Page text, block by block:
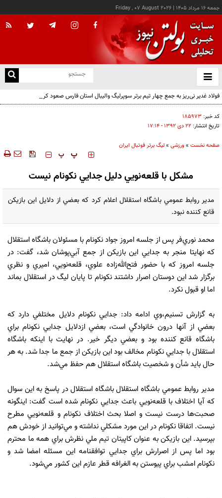
جمعه ۱۶ مرداد ۱۴۰۵ |
Friday , 07 August 2026
باز
و
فولاد غدیر نی‌ریز به جمع چهار تیم برتر سوپرلیگ والیبال استان فارس صعود کرد
کد خبر: ۱۸۵۹۷۳
تاریخ انتشار: ۲۲ دی ۱۳۹۲ - ۱۷:۱۴
صفحه نخست »ورزشی »لیگ برتر فوتبال ایران
‍‍‍ پ پ
مشکل با قلعه‌نويي دليل جدايي نکونام نيست
مدير روابط عمومي باشگاه استقلال اعلام کرد که بعضي از دلايل اين بازيکن
قانع کننده نبود.
محمد نوري‌فر پس از جلسه امروز جواد نکونام با مسئولان باشگاه استقلال
که نهايتا منجر به جدايي اين بازيکن از جمع آبي‌پوشان شد، گفت: در
جلسه امروز که با حضور فتح‌الله‌زاده علوي، قلعه‌نويي، اميري و نظري
برگزار شد اين دوستان اصرار داشتند نکونام تا پايان ليگ در استقلال بماند
اما او قبول نکرد.
به گزارش تسنيم،وي ادامه داد: جدايي نکونام دلايل مختلفي دارد که
بعضي از آنها درون خانوادگي است، بعضي ازدلايل جدايي نکونام براي
باشگاه قانع کننده بود و بعضي ديگر خير. در نهايت با اينکه باشگاه
استقلال با جدايي نکونام مخالف بود اين بازيکن از جمع ما جدا شد. به هر
حال بايد شأن و شخصيت باشگاه استقلال هم حفظ مي‌شد.
مدير روابط عمومي باشگاه استقلال باشگاه استقلال در پاسخ به اين سوال
که آيا اختلاف با قلعه‌نويي باعث جدايي نکونام شده است گفت: اينگونه
صحبت‌ها درست نيست و اصلا بحث اختلاف نکونام و قلعه‌نويي مطرح
نيست. اتفاقا نکونام در اين مورد مشکلي نداشته و مي‌توانيد از خودش هم
بپرسيد. اين بازيکن به عنوان کاپيتان تيم ملي نظرش براي همه ما محترم
بود اما پس از اصرارش براي جدايي توافقنامه اين مسئله امضا شد و
نکونام امشب براي پيوستن به الغرافه قطر عازم اين کشور مي‌شود.